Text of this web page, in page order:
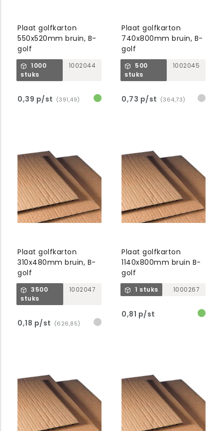
Plaat golfkarton
550x520mm bruin, B-
golf
1000
stuks
1002044
0,39 p/st (391,49)
Plaat golfkarton
740x800mm bruin, B-
golf
500
stuks
1002045
0,73 p/st (364,73)
Plaat golfkarton
310x480mm bruin, B-
golf
3500
stuks
1002047
0,18 p/st (626,85)
Plaat golfkarton
1140x800mm bruin B-
golf
1 stuks 1000267
0,81 p/st